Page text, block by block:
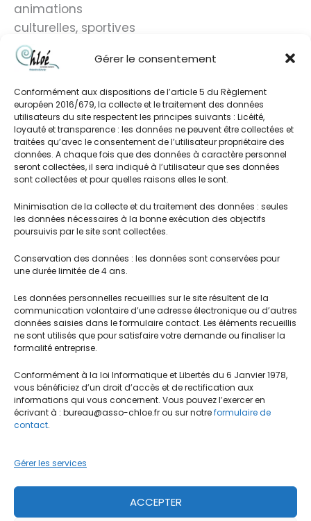
Gérer le consentement
Conformément aux dispositions de l’article 5 du Règlement
européen 2016/679, la collecte et le traitement des données
utilisateurs du site respectent les principes suivants : Licéité,
loyauté et transparence : les données ne peuvent être collectées et
traitées qu’avec le consentement de l’utilisateur propriétaire des
données. A chaque fois que des données à caractère personnel
seront collectées, il sera indiqué à l’utilisateur que ses données
sont collectées et pour quelles raisons elles le sont.
Minimisation de la collecte et du traitement des données : seules
les données nécessaires à la bonne exécution des objectifs
poursuivis par le site sont collectées.
Conservation des données : les données sont conservées pour
une durée limitée de 4 ans.
Les données personnelles recueillies sur le site résultent de la
communication volontaire d’une adresse électronique ou d’autres
données saisies dans le formulaire contact. Les éléments recueillis
ne sont utilisés que pour satisfaire votre demande ou finaliser la
formalité entreprise.
Conformément à la loi Informatique et Libertés du 6 Janvier 1978,
vous bénéficiez d’un droit d’accès et de rectification aux
informations qui vous concernent. Vous pouvez l’exercer en
écrivant à : bureau@asso-chloe.fr ou sur notreformulaire de
contact.
Gérer les services
ACCEPTER
animations
culturelles, sportives
ou artistiques
Menu
Association Chloé Auvergne Surdité
88 rue de l’Oradou
63000 Clermont-Ferrand
43410 Lempdes sur Allagnon